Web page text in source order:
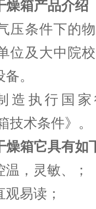
燥箱产品介绍
压条件下的
位及大中院
。
造执行国家
技术条件》。
燥箱它具有如
，灵敏、；
易读；